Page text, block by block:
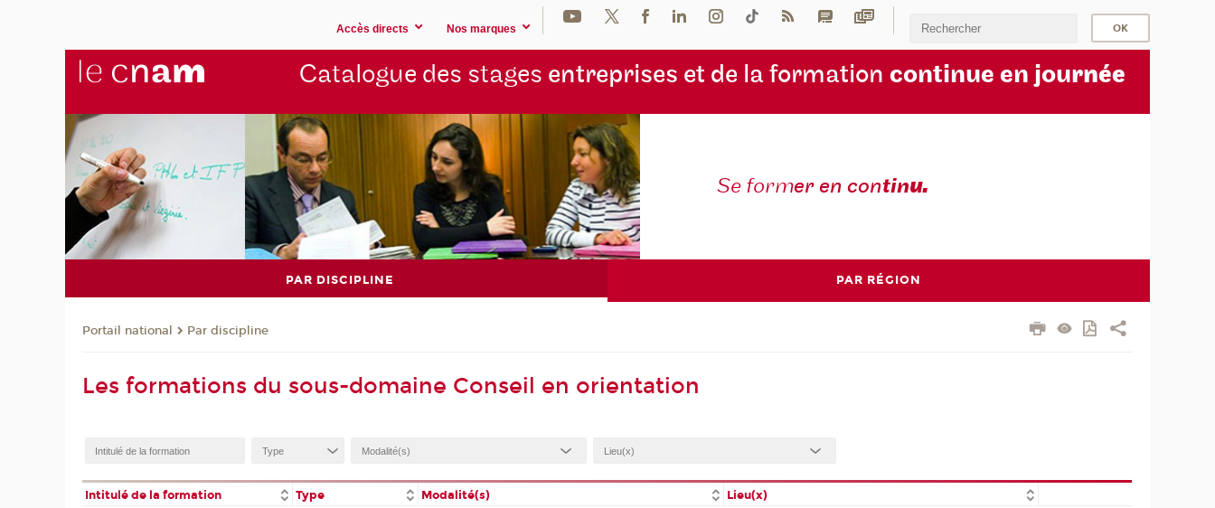
Accès directs Nos marques
Catalogue des stages entreprises et de la formation continue en journée
Se former en continu.
PAR DISCIPLINE PAR RÉGION
Portail national Par discipline
Les formations du sous-domaine Conseil en orientation
Intitulé de la formation Type Modalité(s) Lieu(x)